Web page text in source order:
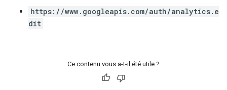
https://www.googleapis.com/auth/analytics.e
dit
Ce contenu vous a-t-il été utile ?